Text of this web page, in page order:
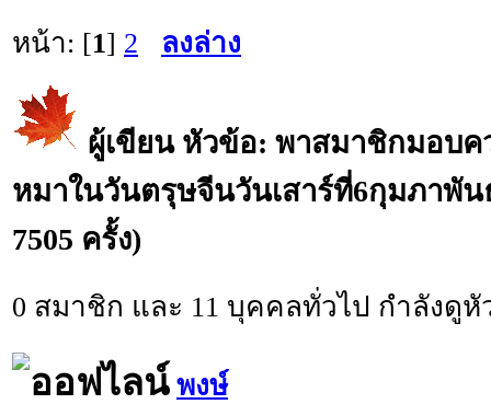
หน้า: [1] 2 ลงล่าง
ผู้เขียนหัวข้อ: พาสมาชิกมอบค
หมาในวันตรุษจีนวันเสาร์ที่6กุมภาพั
7505 ครั้ง)
0 สมาชิก และ 11 บุคคลทั่วไป กำลังดู
พงษ์